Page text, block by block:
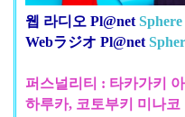
웹 라디오 Pl@net Sphere
Webラジオ Pl@net
퍼스널리티 : 타카가키
하루카, 코토부키 미나코